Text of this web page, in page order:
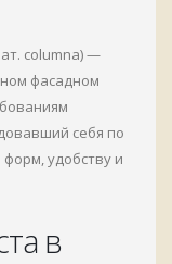
columna) —
фасадном
себя по
удобству и
в